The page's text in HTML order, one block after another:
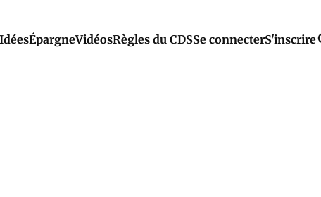
IdéesÉpargneVidéosRègles du CDSSe connecterS'inscrire